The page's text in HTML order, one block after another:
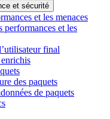
et sécurité
et les menaces
performances et les
final
des paquets
de paquets